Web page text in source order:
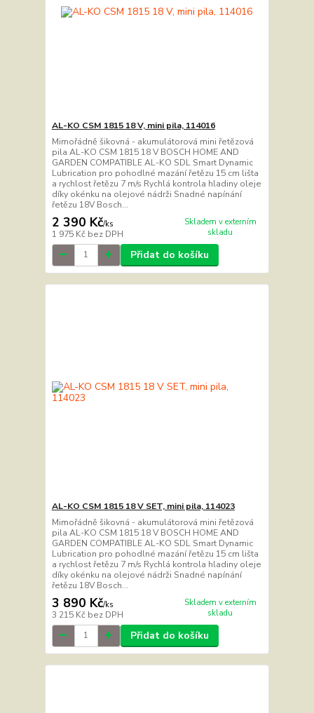
AL-KO CSM 1815 18 V, mini pila, 114016
Mimořádně šikovná - akumulátorová mini řetězová
pila AL-KO CSM 1815 18 V BOSCH HOME AND
GARDEN COMPATIBLE AL-KO SDL Smart Dynamic
Lubrication pro pohodlné mazání řetězu 15 cm lišta
a rychlost řetězu 7 m/s Rychlá kontrola hladiny oleje
díky okénku na olejové nádrži Snadné napínání
řetězu 18V Bosch...
2 390 Kč/ks
1 975 Kč bez DPH
Skladem v externím
skladu
Přidat do košíku
AL-KO CSM 1815 18 V SET, mini pila, 114023
Mimořádně šikovná - akumulátorová mini řetězová
pila AL-KO CSM 1815 18 V BOSCH HOME AND
GARDEN COMPATIBLE AL-KO SDL Smart Dynamic
Lubrication pro pohodlné mazání řetězu 15 cm lišta
a rychlost řetězu 7 m/s Rychlá kontrola hladiny oleje
díky okénku na olejové nádrži Snadné napínání
řetězu 18V Bosch...
3 890 Kč/ks
3 215 Kč bez DPH
Skladem v externím
skladu
Přidat do košíku